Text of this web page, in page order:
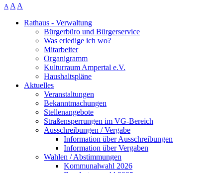
A A A
Rathaus - Verwaltung
Bürgerbüro und Bürgerservice
Was erledige ich wo?
Mitarbeiter
Organigramm
Kulturraum Ampertal e.V.
Haushaltspläne
Aktuelles
Veranstaltungen
Bekanntmachungen
Stellenangebote
Straßensperrungen im VG-Bereich
Ausschreibungen / Vergabe
Information über Ausschreibungen
Information über Vergaben
Wahlen / Abstimmungen
Kommunalwahl 2026